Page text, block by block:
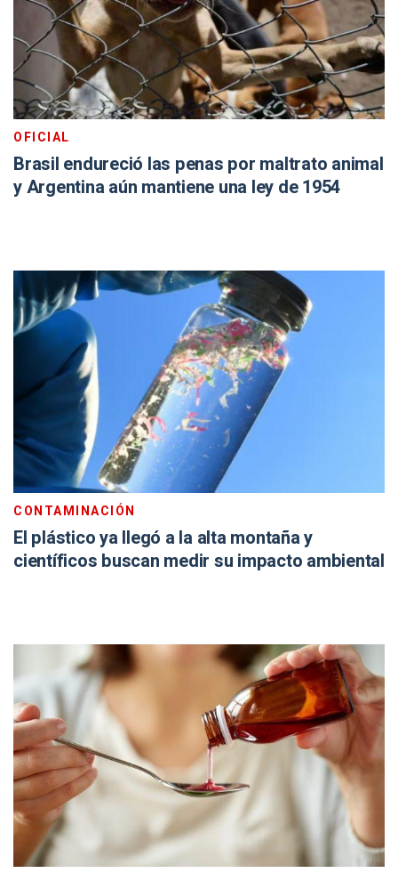
OFICIAL
Brasil endureció las penas por maltrato animal
y Argentina aún mantiene una ley de 1954
CONTAMINACIÓN
El plástico ya llegó a la alta montaña y
científicos buscan medir su impacto ambiental